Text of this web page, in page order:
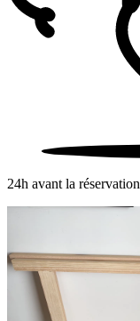
24h avant la réservation